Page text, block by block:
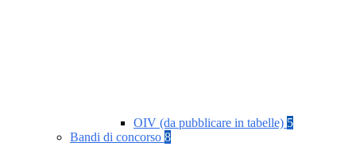
OIV (da pubblicare in tabelle) 5
Bandi di concorso 8